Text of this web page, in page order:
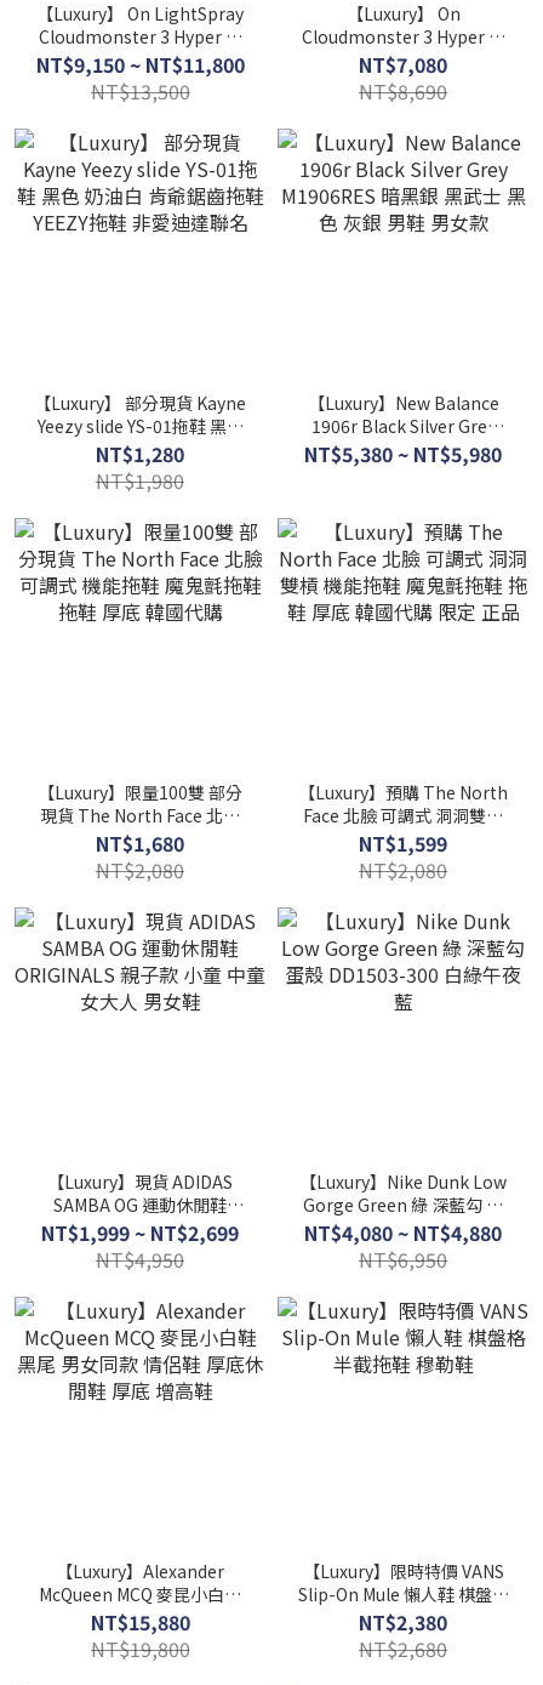
【Luxury】 On LightSpray
Cloudmonster 3 Hyper 女
鞋 男鞋 長跑 慢跑鞋 氣墊
CloudTec®緩衝 Helion™ HF
超泡沫 螢光黑 黑白
NT$9,150 ~ NT$11,800
NT$13,500
【Luxury】 On
Cloudmonster 3 Hyper 最
新款 女鞋 男鞋 長跑 慢跑鞋
氣墊 CloudTec®緩衝
Helion™ HF超泡沫 三色 粉
白 螢光 男女款
NT$7,080
NT$8,690
【Luxury】 部分現貨 Kayne
Yeezy slide YS-01拖鞋 黑色
奶油白 肯爺鋸齒拖鞋 YEEZY
拖鞋 非愛迪達聯名
NT$1,280
NT$1,980
【Luxury】New Balance
1906r Black Silver Grey
M1906RES 暗黑銀 黑武士 黑
色 灰銀 男鞋 男女款
NT$5,380 ~ NT$5,980
【Luxury】限量100雙 部分
現貨 The North Face 北臉
可調式 機能拖鞋 魔鬼氈拖鞋
拖鞋 厚底 韓國代購
NT$1,680
NT$2,080
【Luxury】預購 The North
Face 北臉 可調式 洞洞雙槓
機能拖鞋 魔鬼氈拖鞋 拖鞋 厚
底 韓國代購 限定 正品
NT$1,599
NT$2,080
【Luxury】現貨 ADIDAS
SAMBA OG 運動休閒鞋
ORIGINALS 親子款 小童 中
童 女大人 男女鞋
NT$1,999 ~ NT$2,699
NT$4,950
【Luxury】Nike Dunk Low
Gorge Green 綠 深藍勾 蛋
殼 DD1503-300 白綠午夜藍
NT$4,080 ~ NT$4,880
NT$6,950
【Luxury】Alexander
McQueen MCQ 麥昆小白鞋
黑尾 男女同款 情侶鞋 厚底休
閒鞋 厚底 增高鞋
NT$15,880
NT$19,800
【Luxury】限時特價 VANS
Slip-On Mule 懶人鞋 棋盤格
半截拖鞋 穆勒鞋
NT$2,380
NT$2,680